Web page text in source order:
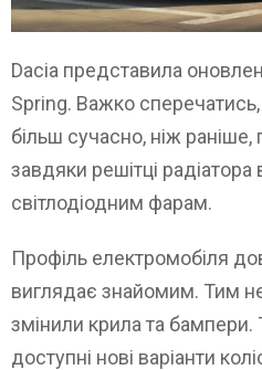
Dacia представила
Spring. Важко
більш сучасно, ніж
завдяки решітці радіатора
світлодіодним фарам.
Профіль електромобіля
виглядає знайомим. Тим
змінили крила та
доступні нові варіанти